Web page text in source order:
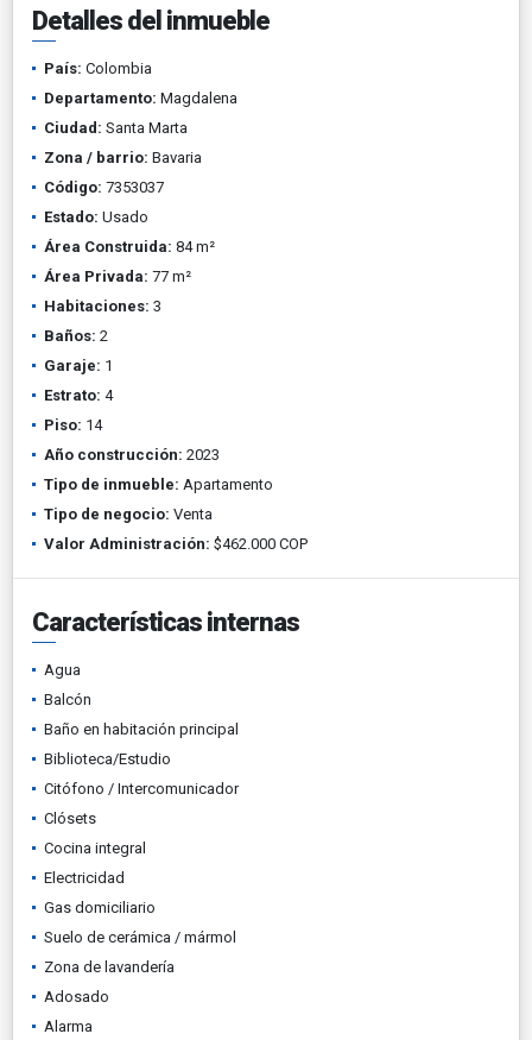
Detalles del inmueble
País: Colombia
Departamento: Magdalena
Ciudad: Santa Marta
Zona / barrio: Bavaria
Código: 7353037
Estado: Usado
Área Construida: 84 m²
Área Privada: 77 m²
Habitaciones: 3
Baños: 2
Garaje: 1
Estrato: 4
Piso: 14
Año construcción: 2023
Tipo de inmueble: Apartamento
Tipo de negocio: Venta
Valor Administración: $462.000 COP
Características internas
Agua
Balcón
Baño en habitación principal
Biblioteca/Estudio
Citófono / Intercomunicador
Clósets
Cocina integral
Electricidad
Gas domiciliario
Suelo de cerámica / mármol
Zona de lavandería
Adosado
Alarma